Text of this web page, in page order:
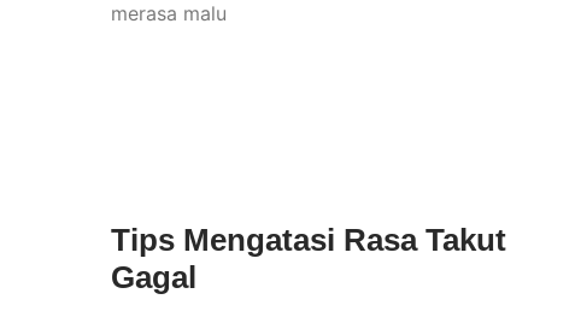
merasa malu
Tips Mengatasi Rasa Takut
Gagal